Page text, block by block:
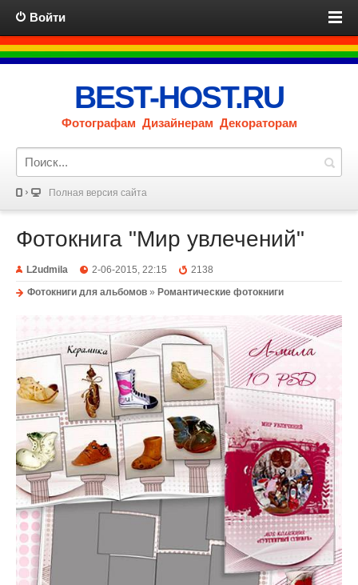
Войти
BEST-HOST.RU
Фотографам Дизайнерам Декораторам
Полная версия сайта
Фотокнига "Мир увлечений"
L2udmila 2-06-2015, 22:15
2138
Фотокниги для альбомов » Романтические фотокниги